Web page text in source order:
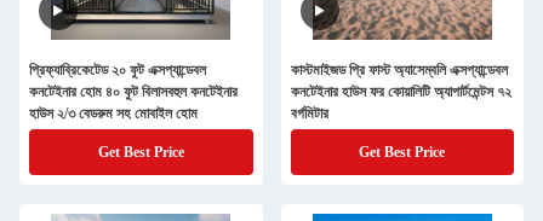
প্রিফ্যাব্রিকেটেড ২০ ফুট এক্সপ্যান্ডেবল
কনটেইনার হোম ৪০ ফুট বিলাসবহুল কনটেইনার
হাউস ২/৩ বেডরুম সহ মোবাইল হোম
Get Best Price
কাস্টমাইজড প্রি ফাস্ট অ্যাসেম্বলি এক্সপ্যান্ডেবল
কনটেইনার হাউস ফর কোয়ালিটি অ্যাপার্টমেন্টস ৭২
বর্গমিটার
Get Best Price